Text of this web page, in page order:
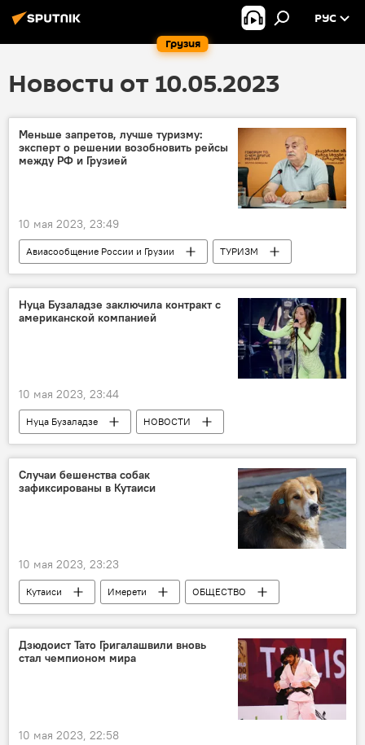
Грузия
РУС
Новости от 10.05.2023
Меньше запретов, лучше туризму:
эксперт о решении возобновить рейсы
между РФ и Грузией
10 мая 2023, 23:49
Авиасообщение России и Грузии
ТУРИЗМ
Грузия
Россия
Москва
Отмена виз
Нуца Бузаладзе заключила контракт с
американской компанией
10 мая 2023, 23:44
Нуца Бузаладзе
НОВОСТИ
КУЛЬТУРА
Грузия
США
Шоу-бизнес
Случаи бешенства собак
зафиксированы в Кутаиси
10 мая 2023, 23:23
Кутаиси Имерети
ОБЩЕСТВО
НОВОСТИ
собаки
Дзюдоист Тато Григалашвили вновь
стал чемпионом мира
10 мая 2023, 22:58